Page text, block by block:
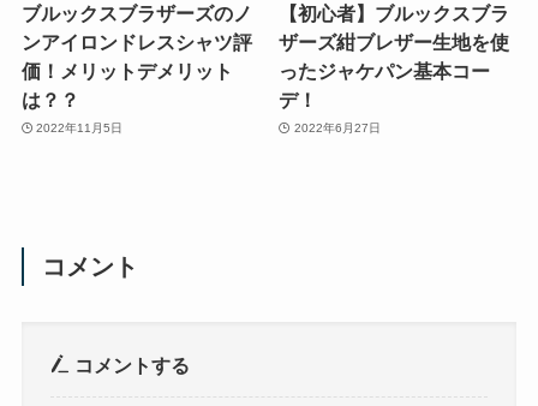
ブルックスブラザーズのノ
ンアイロンドレスシャツ評
価！メリットデメリット
は？？
2022年11月5日
【初心者】ブルックスブラ
ザーズ紺ブレザー生地を使
ったジャケパン基本コー
デ！
2022年6月27日
コメント
コメントする